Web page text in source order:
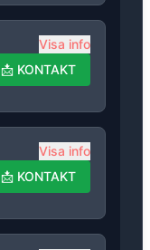
Visa info
📩 KONTAKT
Visa info
📩 KONTAKT